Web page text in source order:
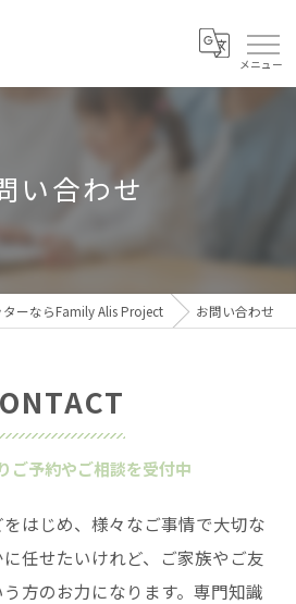
い合わせ
ーならFamily Alis Project お問い合わせ
ご予約やご相談を受付中
はじめ、様々なご事情で大切な
任せたいけれど、ご家族やご友
方のお力になります。専門知識